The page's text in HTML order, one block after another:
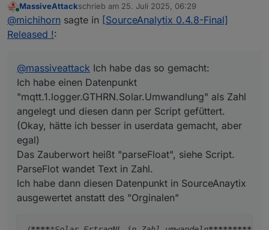
"mqtt.1.logger.GTHRN.Solar.Umwandlung" als Zahl
angelegt und diesen dann per Script gefüttert.
ParseFlot wandet Text in Zahl.
Ich habe dann diesen Datenpunkt in SourceAnaytix
ausgewertet anstatt des "Orginalen"
/*****Solar ErtragNL in Zahl
* Juli 2025
const
const id_umwandlung
//const id_umwandlung
on({ id: id_ertrag, change: "any" },
log(zahl)
setState(id_umwandlung,zahl)
Online
MassiveAttackschrieb am 25. Juli 2025, 06:29
zuletzt editiert von
@michihorn sagte in [SourceAnalytix 0.4.8-Final]
Released !:
@massiveattack Ich habe das so gemacht:
Ich habe einen Datenpunkt
"mqtt.1.logger.GTHRN.Solar.Umwandlung" als Zahl
angelegt und diesen dann per Script gefüttert.
(Okay, hätte ich besser in userdata gemacht, aber
egal)
Das Zauberwort heißt "parseFloat", siehe Script.
ParseFlot wandet Text in Zahl.
Ich habe dann diesen Datenpunkt in SourceAnaytix
ausgewertet anstatt des "Orginalen"